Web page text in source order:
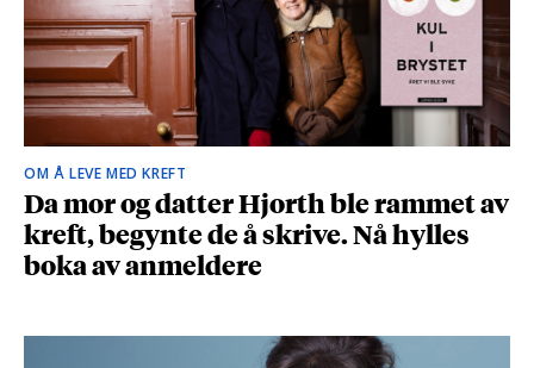
OM Å LEVE MED KREFT
Da mor og datter Hjorth ble rammet av
kreft, begynte de å skrive. Nå hylles
boka av anmeldere